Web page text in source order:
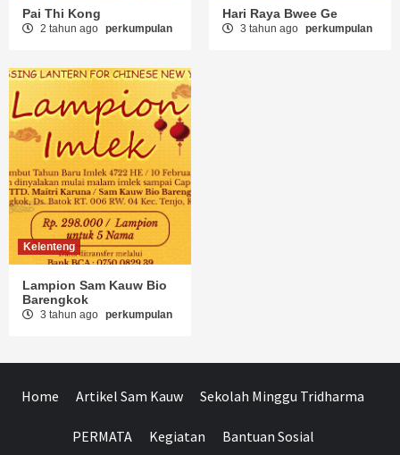
Pai Thi Kong
2 tahun ago perkumpulan
Hari Raya Bwee Ge
3 tahun ago perkumpulan
Kelenteng
Lampion Sam Kauw Bio
Barengkok
3 tahun ago perkumpulan
Home Artikel Sam Kauw Sekolah Minggu Tridharma
PERMATA Kegiatan Bantuan Sosial